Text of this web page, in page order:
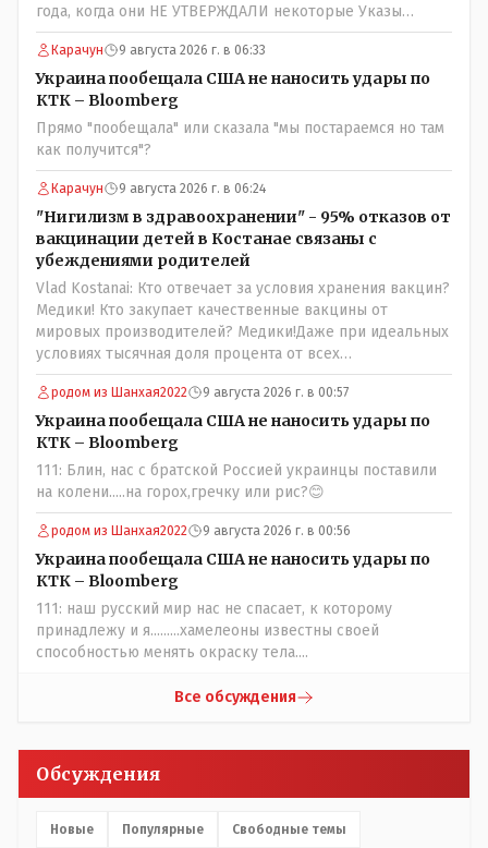
года, когда они НЕ УТВЕРЖДАЛИ некоторые Указы
Назарбаева, особенно в части выборов и перевыборов и
некоторых вопросах внутренней политики, и тогда
Назарбай волевым Указом РАСПУСТИЛ этот бунтарский
состав. Имя - Серикболсын Абдильдин вам знакомо -
юывший секретарь ЦК КП Казахстана , впоследствии -
депутат Верховного Совета и Мажлиса и Председатель
партии коммунстов- он в то время и после и причём
НЕОДНОКРАТНО, указывал и многократно на недостатки
Назарбая и предлагал ему самому ДОБРОВОЛЬНО уйти с
поста Президента.
Карачун 9 августа 2026 г. в 06:33
Украина пообещала США не наносить удары по
КТК – Bloomberg
Прямо "пообещала" или сказала "мы постараемся но там
как получится"?
Карачун 9 августа 2026 г. в 06:24
"Нигилизм в здравоохранении" - 95% отказов от
вакцинации детей в Костанае связаны с
убеждениями родителей
Vlad Kostanai: Кто отвечает за условия хранения вакцин?
Медики! Кто закупает качественные вакцины от
мировых производителей? Медики!Даже при идеальных
условиях тысячная доля процента от всех
вакцинированных может иметь плохие последствия от
прививки. Бумага нужна как защита от дол.....бов не
дружащих с школьными курсами предметов, в
частности биологии и математики. Vlad Kostanai: Поэтому
люди и отказываются и я в том числе своих не
прививал.Лично я вам и тем другим людям благодарен.
Добровольные действия направленные на сокращение
частотности появления в популяции соответствующих
комбинаций генов заслуживают благодарности. Мы и
без того основательно загубили нормальный
естественный отбор.
родом из Шанхая2022 9 августа 2026 г. в 00:57
Украина пообещала США не наносить удары по
КТК – Bloomberg
111: Блин, нас с братской Россией украинцы поставили
на колени.....на горох,гречку или рис?😊
родом из Шанхая2022 9 августа 2026 г. в 00:56
Украина пообещала США не наносить удары по
КТК – Bloomberg
111: наш русский мир нас не спасает, к которому
принадлежу и я.........хамелеоны известны своей
способностью менять окраску тела....
Все обсуждения
Обсуждения
Новые Популярные Свободные темы